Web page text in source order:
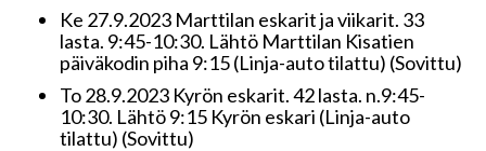
Ke 27.9.2023 Marttilan eskarit ja viikarit. 33
lasta. 9:45-10:30. Lähtö Marttilan Kisatien
päiväkodin piha 9:15 (Linja-auto tilattu) (Sovittu)
To 28.9.2023 Kyrön eskarit. 42 lasta. n.9:45-
10:30. Lähtö 9:15 Kyrön eskari (Linja-auto
tilattu) (Sovittu)